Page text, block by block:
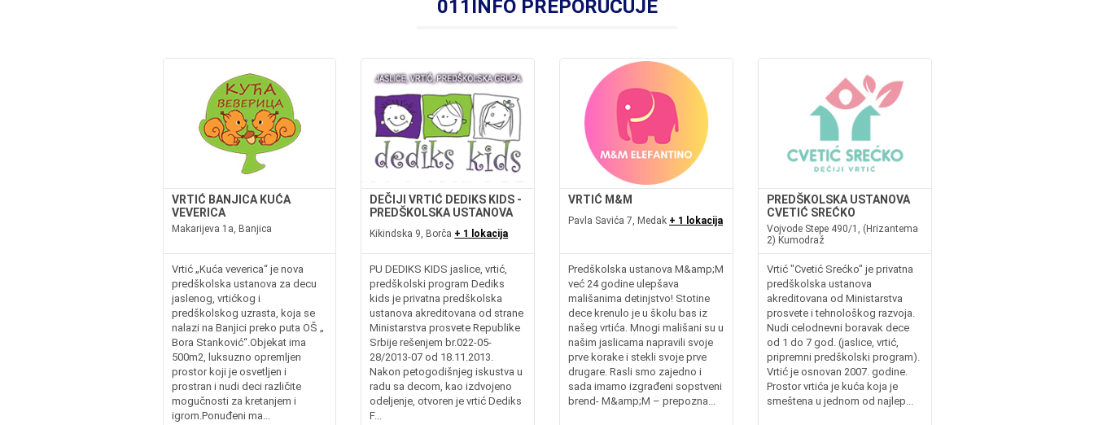
011INFO PREPORUČUJE
VRTIĆ BANJICA KUĆA
VEVERICA
Makarijeva 1a, Banjica
Vrtić „Kuća veverica“ je nova
predškolska ustanova za decu
jaslenog, vrtićkog i
predškolskog uzrasta, koja se
nalazi na Banjici preko puta OŠ „
Bora Stanković“.Objekat ima
500m2, luksuzno opremljen
prostor koji je osvetljen i
prostran i nudi deci različite
mogučnosti za kretanjem i
igrom.Ponuđeni ma...
DEČIJI VRTIĆ DEDIKS KIDS -
PREDŠKOLSKA USTANOVA
Kikindska 9, Borča + 1 lokacija
PU DEDIKS KIDS jaslice, vrtić,
predškolski program Dediks
kids je privatna predškolska
ustanova akreditovana od strane
Ministarstva prosvete Republike
Srbije rešenjem br.022-05-
28/2013-07 od 18.11.2013.
Nakon petogodišnjeg iskustva u
radu sa decom, kao izdvojeno
odeljenje, otvoren je vrtić Dediks
F...
VRTIĆ M&M
Pavla Savića 7, Medak + 1 lokacija
Predškolska ustanova M&amp;M
već 24 godine ulepšava
mališanima detinjstvo! Stotine
dece krenulo je u školu bas iz
našeg vrtića. Mnogi mališani su u
našim jaslicama napravili svoje
prve korake i stekli svoje prve
drugare. Rasli smo zajedno i
sada imamo izgrađeni sopstveni
brend- M&amp;M – prepozna...
PREDŠKOLSKA USTANOVA
CVETIĆ SREĆKO
Vojvode Stepe 490/1, (Hrizantema
2) Kumodraž
Vrtić "Cvetić Srećko" je privatna
predškolska ustanova
akreditovana od Ministarstva
prosvete i tehnološkog razvoja.
Nudi celodnevni boravak dece
od 1 do 7 god. (jaslice, vrtić,
pripremni predškolski program).
Vrtić je osnovan 2007. godine.
Prostor vrtića je kuća koja je
smeštena u jednom od najlep...